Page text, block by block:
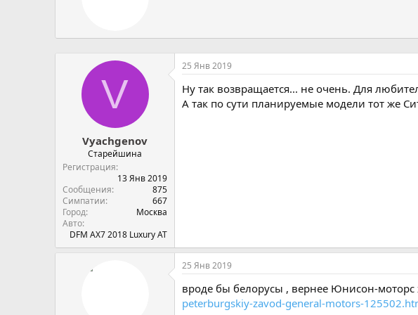
V
Vyachgenov
Старейшина
Регистрация
13 Янв 2019
Сообщения
875
Симпатии
667
Город
Москва
Авто
DFM AX7 2018 Luxury AT
25 Янв 2019
Ну так возвращается... не очень. Для
А так по сути планируемые модели тот же
25 Янв 2019
вроде бы белорусы , вернее Юнисон-моторс
peterburgskiy-zavod-general-motors-